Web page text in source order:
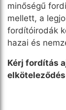
minőségű
mellett, a
fordítóirodák
hazai és
Kérj fordítás
elköteleződé